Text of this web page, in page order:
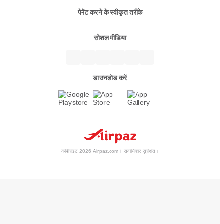
पेमेंट करने के स्वीकृत तरीके
सोशल मीडिया
डाउनलोड करें
कॉपीराइट 2026 Airpaz.com। सर्वाधिकार सुरक्षित।